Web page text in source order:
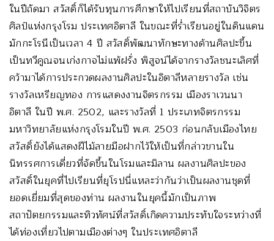
ในปีถัดมา สวัสดิ์ก็ได้รับทุนการศึกษาให้ไปเรียนที่สถาบันวิจิตร
ศิลป์แห่งกรุงโรม ประเทศอิตาลี ในขณะที่ร่ำเรียนอยู่ในดินแดน
มักกะโรนีเป็นเวลา 4 ปี สวัสดิ์พัฒนาทักษะทางด้านศิลปะขึ้น
เป็นทวีคูณจนเก่งกาจไม่แพ้ฝรั่ง พิสูจน์ได้จากรางวัลชนะเลิศที่
คว้ามาได้การประกวดผลงานศิลปะในอิตาลีหลายรางวัล เช่น
รางวัลเหรียญทอง การแสดงงานจิตรกรรม เมืองราเวนนา
อิตาลี ในปี พ.ศ. 2502, และรางวัลที่ 1 ประเภทจิตรกรรม
มหาวิทยาลัยแห่งกรุงโรมในปี พ.ศ. 2503 ก่อนกลับเมืองไทย
สวัสดิ์ยังได้แสดงฝีไม้ลายมือฝากไว้ให้เป็นที่กล่าวขานใน
นิทรรศการเดี่ยวที่จัดขึ้นในโรมและมิลาน ผลงานศิลปะของ
สวัสดิ์ในยุคที่ไปเรียนที่ยุโรปนี่แหละว่ากันว่าเป็นผลงานชุดที่
ยอดเยี่ยมที่สุดของท่าน ผลงานในยุคนี้มักเป็นภาพ
สถาปัตยกรรมและทิวทัศน์ที่สวัสดิ์เกิดความประทับใจระหว่างที่
ได้ท่องเที่ยวไปตามเมืองต่างๆ ในประเทศอิตาลี